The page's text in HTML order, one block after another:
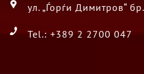
ул. „Ѓорѓи Димитров“
Tel.: +389 2 2700 047